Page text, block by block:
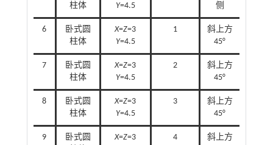
柱体
Y=4.5
侧
6
卧式圆
柱体
X=Z=3
Y=4.5
1
斜上方
45°
7
卧式圆
柱体
X=Z=3
Y=4.5
2
斜上方
45°
8
卧式圆
柱体
X=Z=3
Y=4.5
3
斜上方
45°
9
卧式圆
X=Z=3
4
斜上方